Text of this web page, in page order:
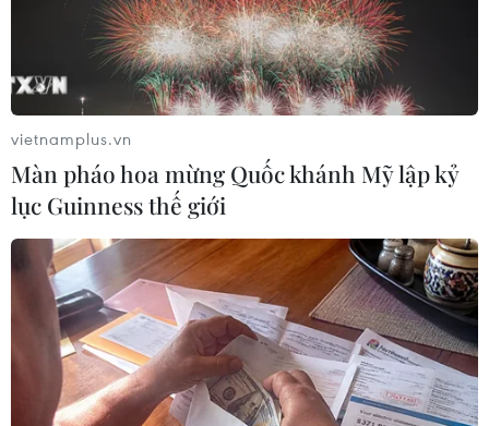
(Vietnam+)
#COVID-19 #Singapore
#tiền xét nghiệm
vietnamplus.vn
Màn pháo hoa mừng Quốc khánh Mỹ lập kỷ
lục Guinness thế giới